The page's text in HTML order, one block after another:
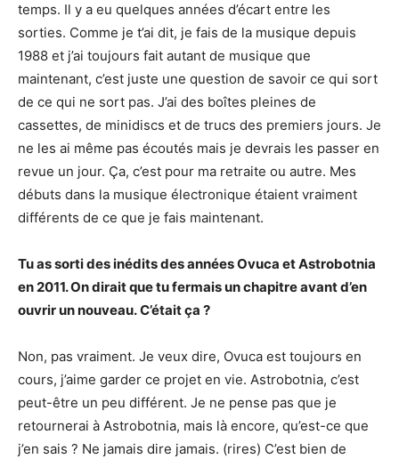
temps. Il y a eu quelques années d’écart entre les
sorties. Comme je t’ai dit, je fais de la musique depuis
1988 et j’ai toujours fait autant de musique que
maintenant, c’est juste une question de savoir ce qui sort
de ce qui ne sort pas. J’ai des boîtes pleines de
cassettes, de minidiscs et de trucs des premiers jours. Je
ne les ai même pas écoutés mais je devrais les passer en
revue un jour. Ça, c’est pour ma retraite ou autre. Mes
débuts dans la musique électronique étaient vraiment
différents de ce que je fais maintenant.
Tu as sorti des inédits des années Ovuca et Astrobotnia
en 2011. On dirait que tu fermais un chapitre avant d’en
ouvrir un nouveau. C’était ça ?
Non, pas vraiment. Je veux dire, Ovuca est toujours en
cours, j’aime garder ce projet en vie. Astrobotnia, c’est
peut-être un peu différent. Je ne pense pas que je
retournerai à Astrobotnia, mais là encore, qu’est-ce que
j’en sais ? Ne jamais dire jamais. (rires) C’est bien de